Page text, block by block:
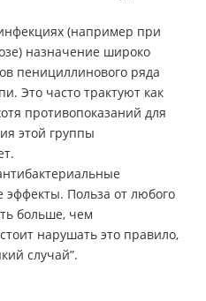
(например при
назначение широко
пенициллинового ряда
Это часто трактуют как
противопоказаний для
этой группы
Польза от любого
больше, чем
нарушать это правило,
случай”.